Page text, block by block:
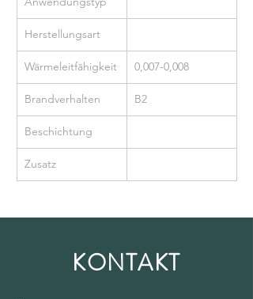
Herstellungsart
Wärmeleitfähigkeit 0,007-0,008
Brandverhalten B2
Beschichtung
Zusatz
KONTAKT